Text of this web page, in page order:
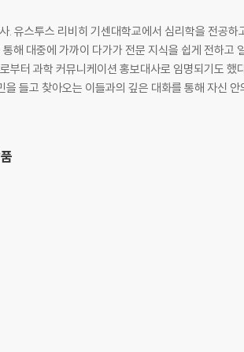
: 선과 악 사이
한다: 사랑과 폭력 사이
리기로 했다: 너와 나 사이
만 바라본다: 이상과 현실 사이
될 수 있는가: 현실과 현실 사이
훼손한다: 수용과 배타성 사이
. 유스투스 리비히 기센대학교에서 심리학을 전공
대중에 가까이 다가가 전문 지식을 쉽게 전하고
부터 과학 커뮤니케이션 홍보대사로 임명되기도
을 들고 찾아오는 이들과의 깊은 대화를 통해 자신 안